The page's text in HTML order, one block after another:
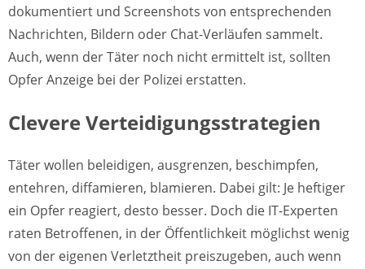
dokumentiert und Screenshots von entsprechenden
Nachrichten, Bildern oder Chat-Verläufen sammelt.
Auch, wenn der Täter noch nicht ermittelt ist, sollten
Opfer Anzeige bei der Polizei erstatten.
Clevere Verteidigungsstrategien
Täter wollen beleidigen, ausgrenzen, beschimpfen,
entehren, diffamieren, blamieren. Dabei gilt: Je heftiger
ein Opfer reagiert, desto besser. Doch die IT-Experten
raten Betroffenen, in der Öffentlichkeit möglichst wenig
von der eigenen Verletztheit preiszugeben, auch wenn